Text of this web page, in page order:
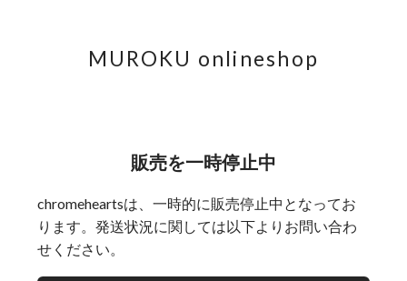
MUROKU onlineshop
販売を一時停止中
chromeheartsは、一時的に販売停止中となってお
ります。発送状況に関しては以下よりお問い合わ
せください。